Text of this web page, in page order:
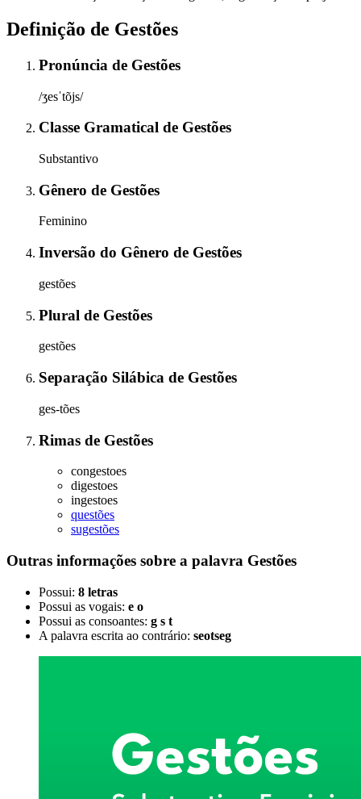
Definição de Gestões
Pronúncia de Gestões
/ʒesˈtõjs/
Classe Gramatical de Gestões
Substantivo
Gênero de Gestões
Feminino
Inversão do Gênero de Gestões
gestões
Plural de Gestões
gestões
Separação Silábica de Gestões
ges-tões
Rimas de Gestões
congestoes
digestoes
ingestoes
questões
sugestões
Outras informações sobre a palavra Gestões
Possui: 8 letras
Possui as vogais: e o
Possui as consoantes: g s t
A palavra escrita ao contrário: seotseg